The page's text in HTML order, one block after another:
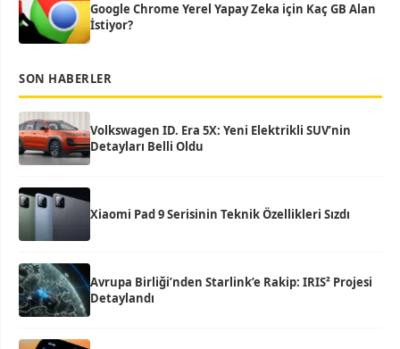
Google Chrome Yerel Yapay Zeka için Kaç GB Alan
İstiyor?
SON HABERLER
Volkswagen ID. Era 5X: Yeni Elektrikli SUV’nin
Detayları Belli Oldu
Xiaomi Pad 9 Serisinin Teknik Özellikleri Sızdı
Avrupa Birliği’nden Starlink’e Rakip: IRIS² Projesi
Detaylandı